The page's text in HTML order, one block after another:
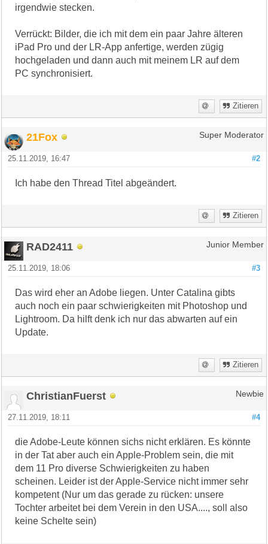
irgendwie stecken.
Verrückt: Bilder, die ich mit dem ein paar Jahre älteren
iPad Pro und der LR-App anfertige, werden zügig
hochgeladen und dann auch mit meinem LR auf dem
PC synchronisiert.
Zitieren
21Fox Super Moderator
#2
25.11.2019, 16:47
Ich habe den Thread Titel abgeändert.
Zitieren
RAD2411 Junior Member
#3
25.11.2019, 18:06
Das wird eher an Adobe liegen. Unter Catalina gibts
auch noch ein paar schwierigkeiten mit Photoshop und
Lightroom. Da hilft denk ich nur das abwarten auf ein
Update.
Zitieren
ChristianFuerst Newbie
#4
27.11.2019, 18:11
die Adobe-Leute können sichs nicht erklären. Es könnte
in der Tat aber auch ein Apple-Problem sein, die mit
dem 11 Pro diverse Schwierigkeiten zu haben
scheinen. Leider ist der Apple-Service nicht immer sehr
kompetent (Nur um das gerade zu rücken: unsere
Tochter arbeitet bei dem Verein in den USA...., soll also
keine Schelte sein)